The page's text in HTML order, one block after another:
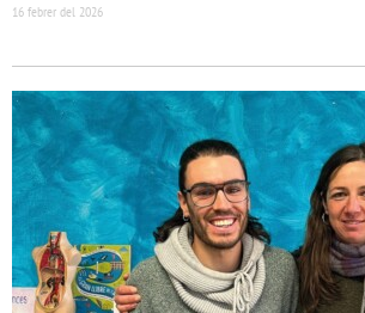
16 febrer del 2026